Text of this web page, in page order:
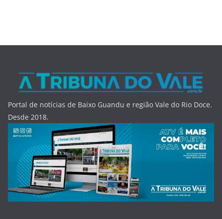
Portal de notícias de Baixo Guandu e região Vale do Rio Doce.
Desde 2018.